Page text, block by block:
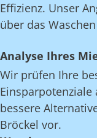
Effizienz. Unser
über das
Analyse Ihres
Wir prüfen Ihre
bessere
Bröckel vor.